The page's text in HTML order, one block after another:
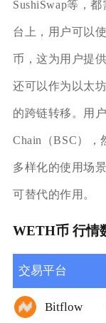
SushiSwap等，
台上，用户可以
币，这为用户提
还可以作为以太
的跨链转移。用
Chain（BSC），
多样化的使用场
可替代的作用。
WETH币 行情
交易平台
Bitflow